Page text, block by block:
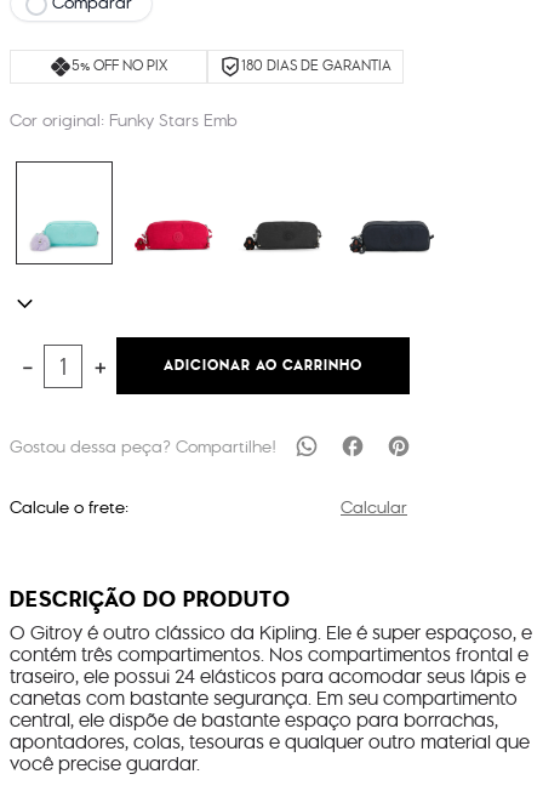
5% OFF NO PIX 180 DIAS DE GARANTIA
Cor original: Funky Stars Emb
＋
－ ADICIONAR AO CARRINHO
Calcule o frete: Calcular
DESCRIÇÃO DO PRODUTO
O Gitroy é outro clássico da Kipling. Ele é super espaçoso, e
contém três compartimentos. Nos compartimentos frontal e
traseiro, ele possui 24 elásticos para acomodar seus lápis e
canetas com bastante segurança. Em seu compartimento
central, ele dispõe de bastante espaço para borrachas,
apontadores, colas, tesouras e qualquer outro material que
você precise guardar.